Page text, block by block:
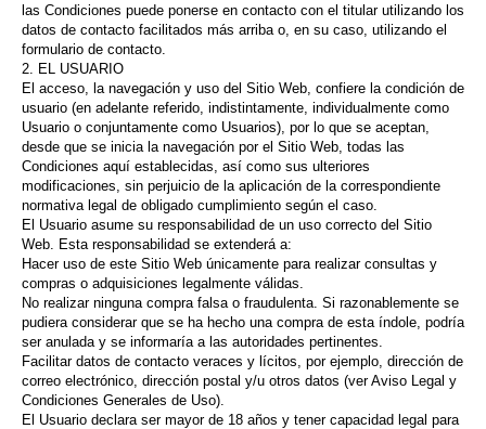
las Condiciones puede ponerse en contacto con el titular utilizando los
datos de contacto facilitados más arriba o, en su caso, utilizando el
formulario de contacto.
2. EL USUARIO
El acceso, la navegación y uso del Sitio Web, confiere la condición de
usuario (en adelante referido, indistintamente, individualmente como
Usuario o conjuntamente como Usuarios), por lo que se aceptan,
desde que se inicia la navegación por el Sitio Web, todas las
Condiciones aquí establecidas, así como sus ulteriores
modificaciones, sin perjuicio de la aplicación de la correspondiente
normativa legal de obligado cumplimiento según el caso.
El Usuario asume su responsabilidad de un uso correcto del Sitio
Web. Esta responsabilidad se extenderá a:
Hacer uso de este Sitio Web únicamente para realizar consultas y
compras o adquisiciones legalmente válidas.
No realizar ninguna compra falsa o fraudulenta. Si razonablemente se
pudiera considerar que se ha hecho una compra de esta índole, podría
ser anulada y se informaría a las autoridades pertinentes.
Facilitar datos de contacto veraces y lícitos, por ejemplo, dirección de
correo electrónico, dirección postal y/u otros datos (ver Aviso Legal y
Condiciones Generales de Uso).
El Usuario declara ser mayor de 18 años y tener capacidad legal para